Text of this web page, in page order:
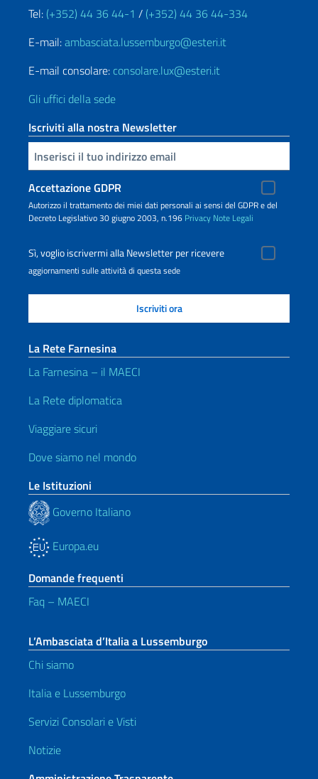
Tel: (+352) 44 36 44-1 / (+352) 44 36 44-334
E-mail:ambasciata.lussemburgo@esteri.it
E-mail consolare: consolare.lux@esteri.it
Gli uffici della sede
Iscriviti alla nostra Newsletter
Inserisci la tua email
Accettazione GDPR
Autorizzo il trattamento dei miei dati personali ai sensi del GDPR e del
Decreto Legislativo 30 giugno 2003, n.196 Privacy Note Legali
Sì, voglio iscrivermi alla Newsletter per ricevere
aggiornamenti sulle attività di questa sede
La Rete Farnesina
La Farnesina – il MAECI
La Rete diplomatica
Viaggiare sicuri
Dove siamo nel mondo
Le Istituzioni
Governo Italiano
Europa.eu
Domande frequenti
Faq – MAECI
L’Ambasciata d’Italia a Lussemburgo
Chi siamo
Italia e Lussemburgo
Servizi Consolari e Visti
Notizie